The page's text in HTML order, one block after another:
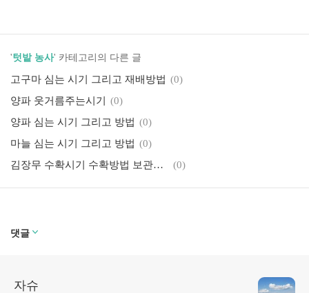
'텃밭 농사' 카테고리의 다른 글
고구마 심는 시기 그리고 재배방법 (0)
양파 웃거름주는시기
(0)
양파 심는 시기 그리고 방법 (0)
마늘 심는 시기 그리고 방법 (0)
김장무 수확시기 수확방법 보관방법
(0)
댓글
자슈